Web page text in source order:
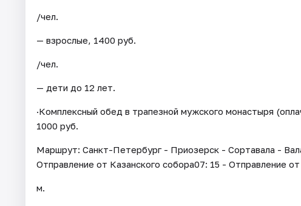
/чел.
— взрослые, 1400 руб.
/чел.
— дети до 12 лет.
·Комплексный обед в трапезной мужского монастыря
1000 руб.
Маршрут: Санкт-Петербург - Приозерск - Сортавала -
Отправление от Казанского собора07: 15 - Отправление от
м.